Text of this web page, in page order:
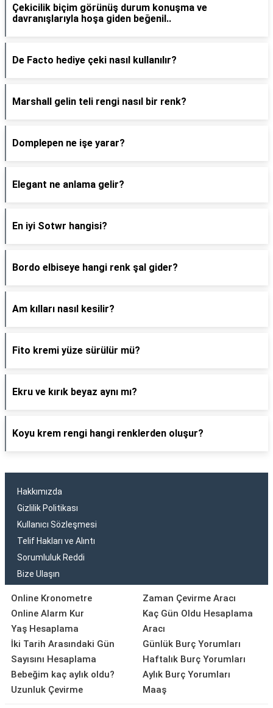
Çekicilik biçim görünüş durum konuşma ve
davranışlarıyla hoşa giden beğenil..
De Facto hediye çeki nasıl kullanılır?
Marshall gelin teli rengi nasıl bir renk?
Domplepen ne işe yarar?
Elegant ne anlama gelir?
En iyi Sotwr hangisi?
Bordo elbiseye hangi renk şal gider?
Am kılları nasıl kesilir?
Fito kremi yüze sürülür mü?
Ekru ve kırık beyaz aynı mı?
Koyu krem rengi hangi renklerden oluşur?
Hakkımızda
Gizlilik Politikası
Kullanıcı Sözleşmesi
Telif Hakları ve Alıntı
Sorumluluk Reddi
Bize Ulaşın
Online Kronometre
Online Alarm Kur
Yaş Hesaplama
İki Tarih Arasındaki Gün
Sayısını Hesaplama
Bebeğim kaç aylık oldu?
Uzunluk Çevirme
Zaman Çevirme Aracı
Kaç Gün Oldu Hesaplama
Aracı
Günlük Burç Yorumları
Haftalık Burç Yorumları
Aylık Burç Yorumları
Maaş